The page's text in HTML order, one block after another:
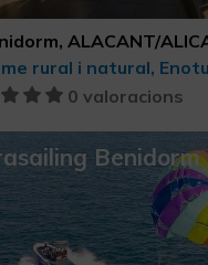
ALACANT/
0 valoracions
Benidorm